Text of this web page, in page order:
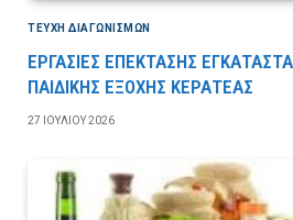
ΤΕΎΧΗ ΔΙΑΓΩΝΙΣΜΏΝ
ΕΡΓΑΣΙΕΣ ΕΠΕΚΤΑΣΗΣ
ΠΑΙΔΙΚΗΣ ΕΞΟΧΗΣ ΚΕΡΑΤΕΑΣ
27 ΙΟΥΛΊΟΥ 2026